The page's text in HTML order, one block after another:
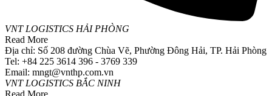
VNT LOGISTICS HẢI PHÒNG
Read More
Địa chỉ: Số 208 đường Chùa Vẽ, Phường Đông Hải, TP. Hải Phòng
Tel: +84 225 3614 396 - 3769 339
Email: mngt@vnthp.com.vn
VNT LOGISTICS BẮC NINH
Read More